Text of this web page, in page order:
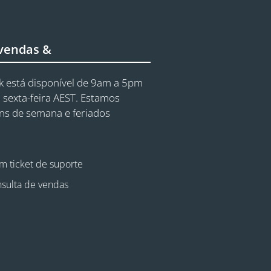
&
está disponível de 9am a 5pm
feira AEST. Estamos
de semana e feriados
ticket de suporte
de vendas